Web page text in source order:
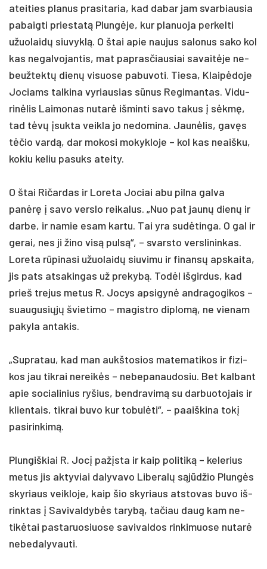
atei­ties pla­nus pra­si­ta­ria, kad da­bar jam svar­biau­sia
pa­baig­ti prie­sta­tą Plungė­je, kur pla­nuo­ja per­kel­ti
užuo­laidų siu­vyklą. O štai apie nau­jus sa­lo­nus sa­ko kol
kas ne­gal­vo­jan­tis, mat pa­pras­čiau­siai sa­vaitė­je ne­
beuž­tektų dienų vi­suo­se pa­bu­vo­ti. Tie­sa, Klaipė­do­je
Jo­ciams tal­ki­na vy­riau­sias sūnus Re­gi­man­tas. Vi­du­
rinė­lis Lai­mo­nas nu­tarė iš­min­ti sa­vo ta­kus į sėkmę,
tad tėvų įsuk­ta veik­la jo ne­do­mi­na. Jaunė­lis, gavęs
tėčio vardą, dar mo­ko­si mo­kyk­lo­je – kol kas neaiš­ku,
ko­kiu ke­liu pa­suks atei­ty.
O štai Ri­čar­das ir Lo­re­ta Jo­ciai abu pil­na gal­va
panėrę į sa­vo vers­lo rei­ka­lus. „Nuo pat jaunų dienų ir
dar­be, ir na­mie esam kar­tu. Tai yra su­dėtin­ga. O gal ir
ge­rai, nes ji ži­no visą pulsą“, – svars­to vers­li­nin­kas.
Lo­re­ta rūpi­na­si užuo­laidų siu­vi­mu ir fi­nansų ap­skai­ta,
jis pa­ts at­sa­kin­gas už pre­kybą. Todėl iš­gir­dus, kad
prie­š tre­jus me­tus R. Jocys ap­si­gynė and­ra­go­gi­kos –
suau­gu­siųjų švie­ti­mo – ma­gist­ro dip­lomą, ne vie­nam
pa­ky­la an­ta­kis.
„Sup­ra­tau, kad man aukš­to­sios ma­te­ma­ti­kos ir fi­zi­
kos jau tik­rai ne­reikės – ne­be­pa­nau­do­siu. Bet kal­bant
apie so­cia­li­nius ry­šius, bend­ra­vimą su dar­buo­to­jais ir
klien­tais, tik­rai bu­vo kur to­bulė­ti“, – paaiš­ki­na tokį
pa­si­rin­kimą.
Plun­giš­kiai R. Jocį pa­žįsta ir kaip po­li­tiką – ke­le­rius
me­tus jis ak­ty­viai da­ly­va­vo Li­be­ralų sąjūdžio Plungės
sky­riaus veik­lo­je, kaip šio sky­riaus at­sto­vas bu­vo iš­
rink­tas į Sa­vi­val­dybės ta­rybą, ta­čiau daug kam ne­
tikė­tai pa­sta­ruo­siuo­se sa­vi­val­dos rin­ki­muo­se nu­tarė
nebe­da­ly­vau­ti.